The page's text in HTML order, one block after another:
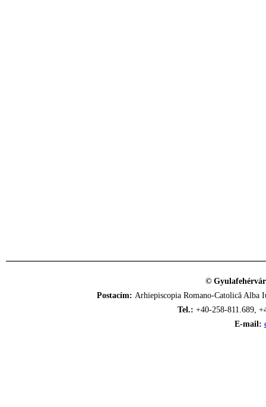
©
Postacím: Arhiepiscopia Romano-Catolică
Tel.: +40-258-811.689,
E-mail: